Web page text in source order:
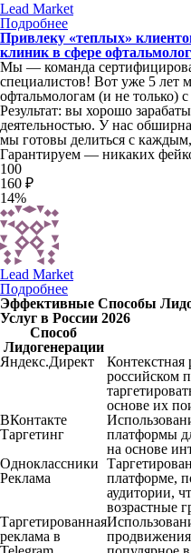
Lead Market
Подробнее
Привлеку «теплых»
клиник в сфере
Мы — команда
специалистов! Вот уже 5 лет
офтальмологам (и не только)
Результат: вы хорошо
деятельностью. У нас
мы готовы делиться с
Гарантируем — никаких
100
160 ₽
14%
Lead Market
Подробнее
Эффективные Способы
Услуг в России 2026
Способ
Лидогенерации
Яндекс.Директ
российском
основе их
ВКонтакте
Таргетинг
платформы
на основе
Одноклассники
Реклама
платформе,
аудитории,
возрастные
Таргетированная
реклама в
продвижения